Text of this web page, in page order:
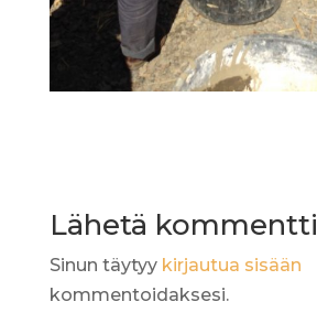
Lähetä kommentti
Sinun täytyy kirjautua sisään
kommentoidaksesi.